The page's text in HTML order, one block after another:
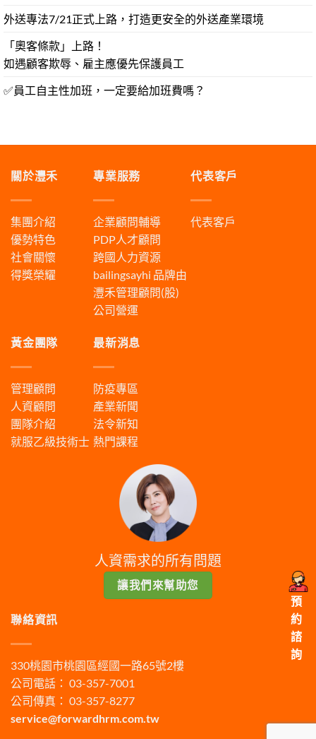
外送專法7/21正式上路，打造更安全的外送產業環境
「奧客條款」上路！
如遇顧客欺辱、雇主應優先保護員工
✅員工自主性加班，一定要給加班費嗎？
關於灃禾
集團介紹
優勢特色
社會關懷
得獎榮耀
專業服務
企業顧問輔導
PDP人才顧問
跨國人力資源
bailingsayhi 品牌由
灃禾管理顧問(股)
公司營運
代表客戶
代表客戶
黃金團隊
管理顧問
人資顧問
團隊介紹
就服乙級技術士
最新消息
防疫專區
產業新聞
法令新知
熱門課程
人資需求的所有問題
讓我們來幫助您
聯絡資訊
330桃園市桃園區經國一路65號2樓
公司電話： 03-357-7001
公司傳真： 03-357-8277
service@forwardhrm.com.tw
預
約
諮
詢